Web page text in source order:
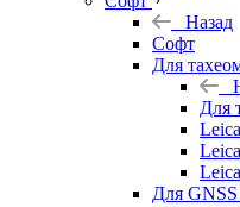
Назад
Софт
Для
Для
Для